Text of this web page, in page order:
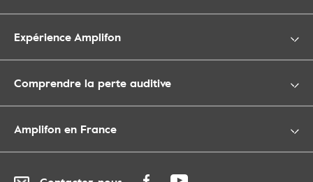
Expérience Amplifon
Comprendre la perte auditive
Amplifon en France